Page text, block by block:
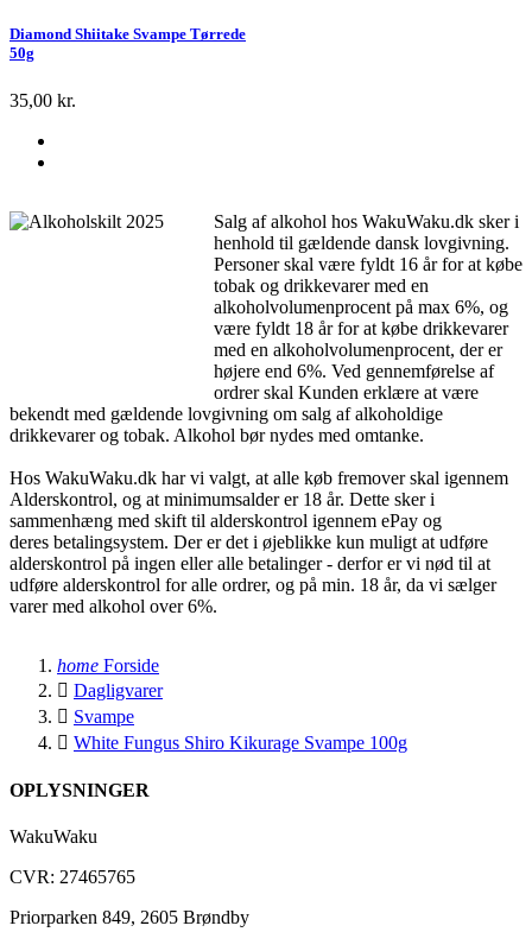
Diamond Shiitake Svampe Tørrede
50g
35,00 kr.
Salg af alkohol hos WakuWaku.dk sker i
henhold til gældende dansk lovgivning.
Personer skal være fyldt 16 år for at købe
tobak og drikkevarer med en
alkoholvolumenprocent på max 6%, og
være fyldt 18 år for at købe drikkevarer
med en alkoholvolumenprocent, der er
højere end 6%. Ved gennemførelse af
ordrer skal Kunden erklære at være
bekendt med gældende lovgivning om salg af alkoholdige
drikkevarer og tobak. Alkohol bør nydes med omtanke.
Hos WakuWaku.dk har vi valgt, at alle køb fremover skal igennem
Alderskontrol, og at minimumsalder er 18 år. Dette sker i
sammenhæng med skift til alderskontrol igennem ePay og
deres betalingsystem. Der er det i øjeblikke kun muligt at udføre
alderskontrol på ingen eller alle betalinger - derfor er vi nød til at
udføre alderskontrol for alle ordrer, og på min. 18 år, da vi sælger
varer med alkohol over 6%.
home Forside
 Dagligvarer
 Svampe
 White Fungus Shiro Kikurage Svampe 100g
OPLYSNINGER
WakuWaku
CVR: 27465765
Priorparken 849, 2605 Brøndby